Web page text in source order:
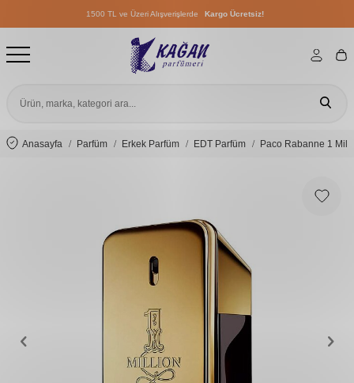
1500 TL ve Üzeri Alışverişlerde Kargo Ücretsiz!
1500 TL ve Üzeri Alışverişlerde
1500 TL ve Üzeri Alışverişlerde
Anasayfa Parfüm Erkek Parfüm EDT Parfüm Paco Rabanne 1